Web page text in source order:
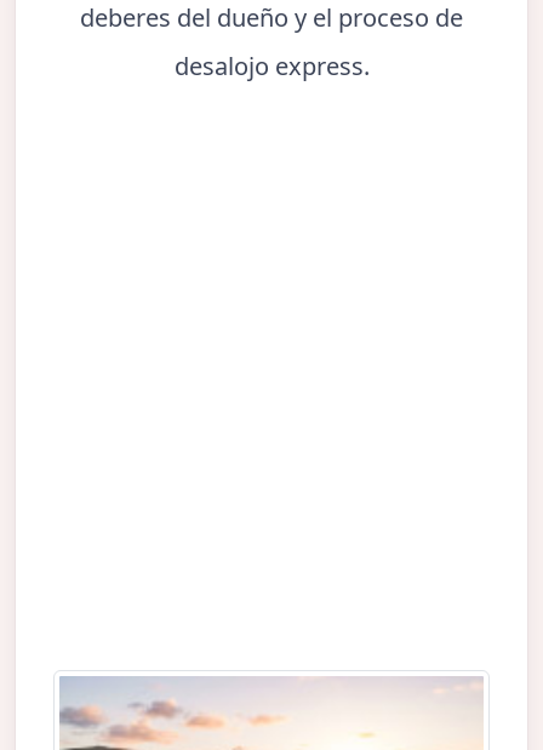
deberes del dueño y el proceso de
desalojo express.